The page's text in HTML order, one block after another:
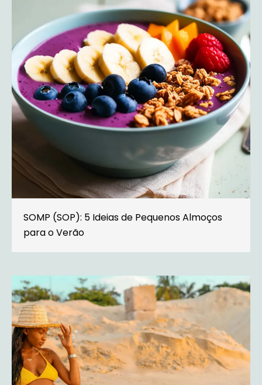
SOMP (SOP): 5 Ideias de Pequenos Almoços
para o Verão